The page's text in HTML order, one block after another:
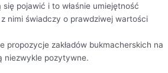
pojawić i to właśnie umiejętność
nimi świadczy o prawdziwej wartości
propozycje zakładów bukmacherskich na
niezwykle pozytywne.